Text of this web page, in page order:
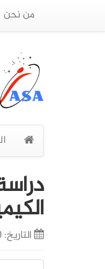
من نحن
التاريخ: